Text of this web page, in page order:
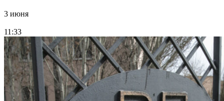
3 июня
11:33